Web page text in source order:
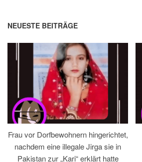
NEUESTE BEITRÄGE
Frau vor Dorfbewohnern hingerichtet,
nachdem eine illegale Jirga sie in
Pakistan zur „Kari“ erklärt hatte